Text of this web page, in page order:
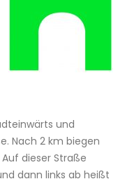
und
Nach 2 km biegen
dieser Straße
dann links ab heißt